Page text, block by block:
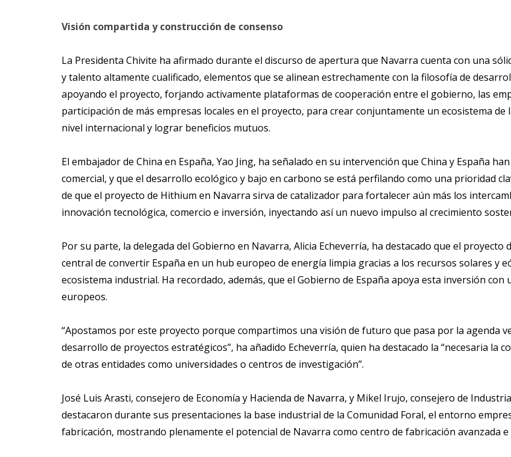
Visión compartida y construcción de consenso
La Presidenta Chivite ha afirmado durante el discurso de apertura que Navarra cuenta con una
y talento altamente cualificado, elementos que se alinean estrechamente con la filosofía de
apoyando el proyecto, forjando activamente plataformas de cooperación entre el gobierno, las
participación de más empresas locales en el proyecto, para crear conjuntamente un ecosistema
nivel internacional y lograr beneficios mutuos.
El embajador de China en España, Yao Jing, ha señalado en su intervención que China y España
comercial, y que el desarrollo ecológico y bajo en carbono se está perfilando como una prioridad
de que el proyecto de Hithium en Navarra sirva de catalizador para fortalecer aún más los
innovación tecnológica, comercio e inversión, inyectando así un nuevo impulso al crecimiento
Por su parte, la delegada del Gobierno en Navarra, Alicia Echeverría, ha destacado que el
central de convertir España en un hub europeo de energía limpia gracias a los recursos solares y
ecosistema industrial. Ha recordado, además, que el Gobierno de España apoya esta inversión
europeos.
“Apostamos por este proyecto porque compartimos una visión de futuro que pasa por la agenda
desarrollo de proyectos estratégicos”, ha añadido Echeverría, quien ha destacado la “necesaria la
de otras entidades como universidades o centros de investigación”.
José Luis Arasti, consejero de Economía y Hacienda de Navarra, y Mikel Irujo, consejero de
destacaron durante sus presentaciones la base industrial de la Comunidad Foral, el entorno
fabricación, mostrando plenamente el potencial de Navarra como centro de fabricación avanzada